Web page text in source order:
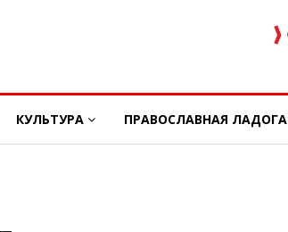
КУЛЬТУРА ПРАВОСЛАВНАЯ ЛАДОГА